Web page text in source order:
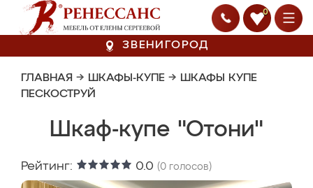
0
ЗВЕНИГОРОД
ГЛАВНАЯ → ШКАФЫ-КУПЕ → ШКАФЫ КУПЕ
ПЕСКОСТРУЙ
Шкаф-купе "Отони"
Рейтинг: 0.0 (0 голосов)